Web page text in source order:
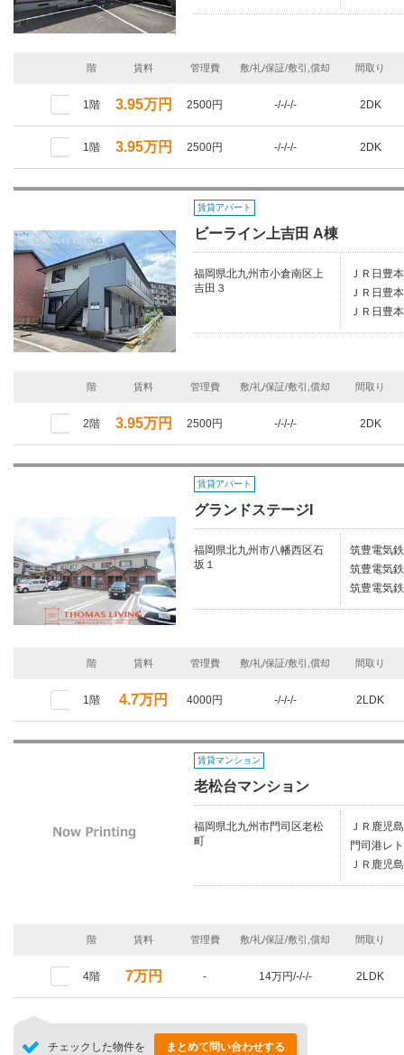
階 賃料 管理費 敷/礼/保証/敷引,償却 間取り
1階 3.95万円 2500円 -/-/-/- 2DK
1階 3.95万円 2500円 -/-/-/- 2DK
賃貸アパート
ビーライン上吉田 A棟
福岡県北九州市小倉南区上
吉田３
ＪＲ日豊
ＪＲ日豊
ＪＲ日豊
階 賃料 管理費 敷/礼/保証/敷引,償却 間取り
2階 3.95万円 2500円 -/-/-/- 2DK
賃貸アパート
グランドステージI
福岡県北九州市八幡西区石
坂１
筑豊電気
筑豊電気
筑豊電気
階 賃料 管理費 敷/礼/保証/敷引,償却 間取り
1階 4.7万円 4000円 -/-/-/- 2LDK
賃貸マンション
老松台マンション
福岡県北九州市門司区老松
町
ＪＲ鹿児
門司港レ
ＪＲ鹿児
階 賃料 管理費 敷/礼/保証/敷引,償却 間取り
4階 7万円 - 14万円/-/-/- 2LDK
チェックした物件を まとめて問い合わせする